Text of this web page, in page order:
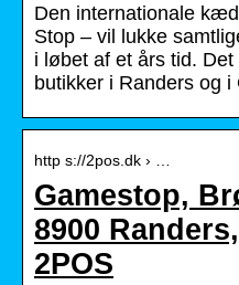
Den internationale
Stop – vil lukke
i løbet af et års tid.
butikker i Randers og i
http s://2pos.dk › …
Gamestop,
8900
2POS